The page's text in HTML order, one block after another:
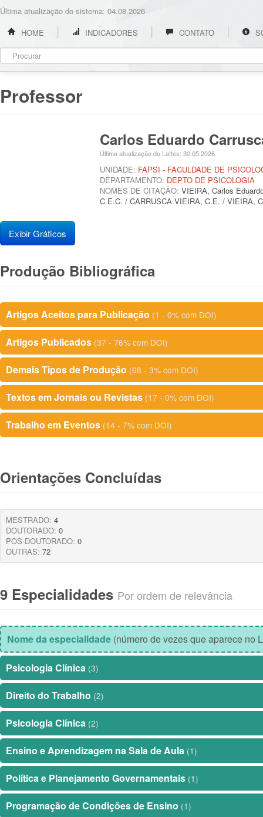
Última atualização do sistema: 04.08.2026
HOME
INDICADORES CONTATO
Professor
Carlos Eduardo
Última atualização do Lattes: 30.05.2026
UNIDADE: FAPSI - FACULDADE DE
DEPARTAMENTO: DEPTO DE PSICOLOGIA
NOMES DE CITAÇÃO: VIEIRA, Carlos
C.E.C. / CARRUSCA VIEIRA, C.E. / VIEIRA,
Exibir Gráficos
Produção Bibliográfica
Artigos Aceitos para Publicação (1 - 0% com DOI)
Artigos Publicados (37 - 76% com DOI)
Demais Tipos de Produção (68 - 3% com DOI)
Textos em Jornais ou Revistas (17 - 0% com DOI)
Trabalho em Eventos (14 - 7% com DOI)
Orientações Concluídas
MESTRADO: 4
DOUTORADO: 0
POS-DOUTORADO: 0
OUTRAS: 72
9 Especialidades Por ordem de relevância
Nome da especialidade (número de vezes que aparece no
Psicologia Clínica (3)
Direito do Trabalho (2)
Psicologia Clínica (2)
Ensino e Aprendizagem na Sala de Aula (1)
Política e Planejamento Governamentais (1)
Programação de Condições de Ensino (1)